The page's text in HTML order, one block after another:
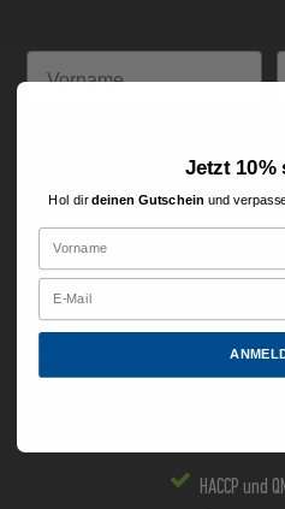
Mit der Anmeldung erklärst du dich
einverstanden. Selbstverständlich
HACCP und
Jetzt 10%
Hol dirdeinen Gutschein und